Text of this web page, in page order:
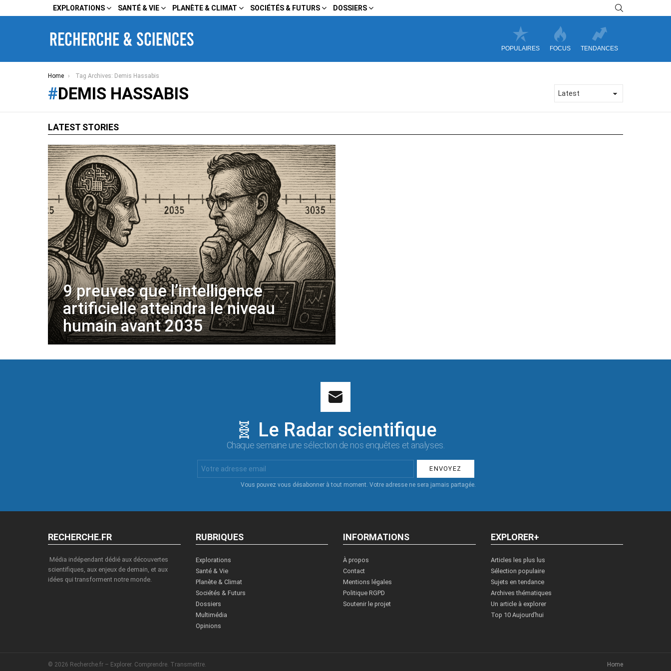
EXPLORATIONS SANTÉ & VIE PLANÈTE & CLIMAT SOCIÉTÉS & FUTURS DOSSIERS
POPULAIRES FOCUS TENDANCES
You are here:
Home Tag Archives: Demis Hassabis
DEMIS HASSABIS
LATEST STORIES
9 preuves que l’intelligence
artificielle atteindra le niveau
humain avant 2035
🧬 Le Radar scientifique
Chaque semaine une sélection de nos enquêtes et analyses.
Email
:
Vous pouvez vous désabonner à tout moment. Votre adresse ne sera jamais partagée.
RECHERCHE.FR
Média indépendant dédié aux découvertes
scientifiques, aux enjeux de demain, et aux
idées qui transforment notre monde.
RUBRIQUES
Explorations
Santé & Vie
Planète & Climat
Sociétés & Futurs
Dossiers
Multimédia
Opinions
INFORMATIONS
À propos
Contact
Mentions légales
Politique RGPD
Soutenir le projet
EXPLORER+
Articles les plus lus
Sélection populaire
Sujets en tendance
Archives thématiques
Un article à explorer
Top 10 Aujourd’hui
© 2026 Recherche.fr – Explorer. Comprendre. Transmettre. Home